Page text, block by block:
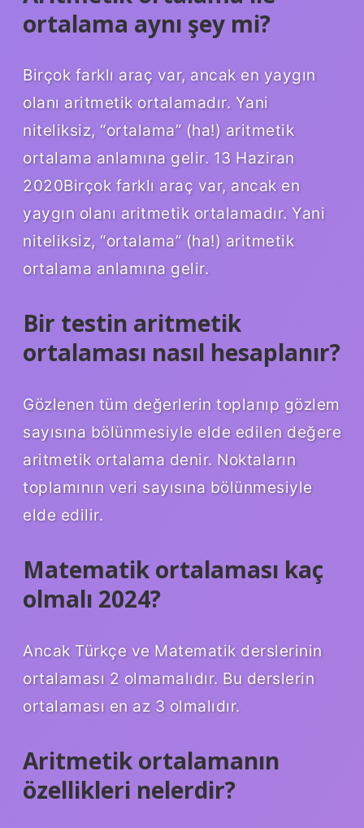
ortalama aynı şey mi?
Birçok farklı araç var, ancak en yaygın
olanı aritmetik ortalamadır. Yani
niteliksiz, “ortalama” (ha!) aritmetik
ortalama anlamına gelir. 13 Haziran
2020Birçok farklı araç var, ancak en
yaygın olanı aritmetik ortalamadır. Yani
niteliksiz, “ortalama” (ha!) aritmetik
ortalama anlamına gelir.
Bir testin aritmetik
ortalaması nasıl hesaplanır?
Gözlenen tüm değerlerin toplanıp gözlem
sayısına bölünmesiyle elde edilen değere
aritmetik ortalama denir. Noktaların
toplamının veri sayısına bölünmesiyle
elde edilir.
Matematik ortalaması kaç
olmalı 2024?
Ancak Türkçe ve Matematik derslerinin
ortalaması 2 olmamalıdır. Bu derslerin
ortalaması en az 3 olmalıdır.
Aritmetik ortalamanın
özellikleri nelerdir?